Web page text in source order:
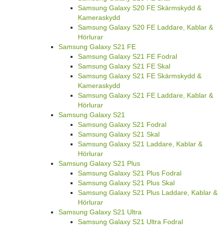
Samsung Galaxy S20 FE Skärmskydd &
Kameraskydd
Samsung Galaxy S20 FE Laddare, Kablar &
Hörlurar
Samsung Galaxy S21 FE
Samsung Galaxy S21 FE Fodral
Samsung Galaxy S21 FE Skal
Samsung Galaxy S21 FE Skärmskydd &
Kameraskydd
Samsung Galaxy S21 FE Laddare, Kablar &
Hörlurar
Samsung Galaxy S21
Samsung Galaxy S21 Fodral
Samsung Galaxy S21 Skal
Samsung Galaxy S21 Laddare, Kablar &
Hörlurar
Samsung Galaxy S21 Plus
Samsung Galaxy S21 Plus Fodral
Samsung Galaxy S21 Plus Skal
Samsung Galaxy S21 Plus Laddare, Kablar &
Hörlurar
Samsung Galaxy S21 Ultra
Samsung Galaxy S21 Ultra Fodral